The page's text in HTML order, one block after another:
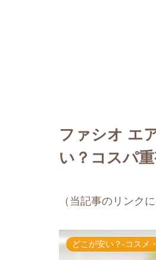
ファシオ エ
い？コスパ
（当記事のリンク
どこが安い？-コスメ